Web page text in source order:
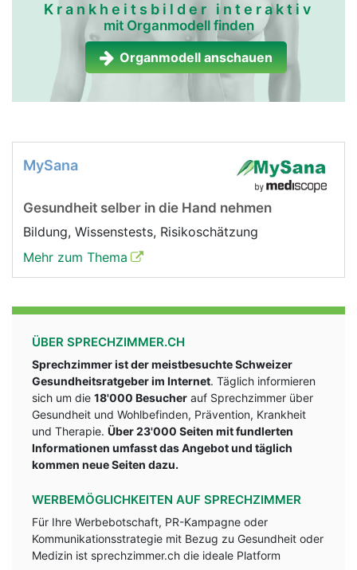
Krankheitsbilder interaktiv
mit Organmodell finden
Organmodell anschauen
MySana
Gesundheit selber in die Hand nehmen
Bildung, Wissenstests, Risikoschätzung
Mehr zum Thema
ÜBER SPRECHZIMMER.CH
Sprechzimmer ist der meistbesuchte Schweizer
Gesundheitsratgeber im Internet. Täglich informieren
sich um die 18'000 Besucher auf Sprechzimmer über
Gesundheit und Wohlbefinden, Prävention, Krankheit
und Therapie. Über 23'000 Seiten mit fundlerten
Informationen umfasst das Angebot und täglich
kommen neue Seiten dazu.
WERBEMÖGLICHKEITEN AUF SPRECHZIMMER
Für Ihre Werbebotschaft, PR-Kampagne oder
Kommunikationsstrategie mit Bezug zu Gesundheit oder
Medizin ist sprechzimmer.ch die ideale Platform